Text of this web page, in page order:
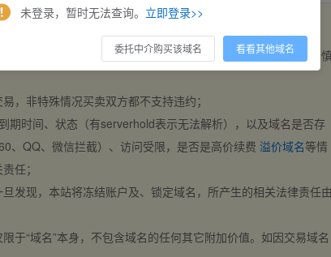
自动完成。买卖双方都不支持违约，一旦出价不支持撤销，请
，非特殊情况买卖双方都不支持违约；
期时间、状态（有serverhold表示无法解析），以及域名是否存
、QQ、微信拦截）、访问受限，是否是高价续费 溢价域名等情
任；
发现，本站将冻结账户及、锁定域名，所产生的相关法律责任
于“域名”本身，不包含域名的任何其它附加价值。如因交易域名
未登录，暂时无法查询。 立即登录>>
委托中介购买该域名 看看其他域名